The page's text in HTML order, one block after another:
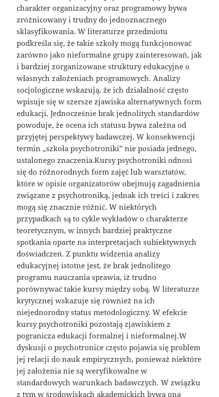
charakter organizacyjny oraz programowy bywa
zróżnicowany i trudny do jednoznacznego
sklasyfikowania. W literaturze przedmiotu
podkreśla się, że takie szkoły mogą funkcjonować
zarówno jako nieformalne grupy zainteresowań, jak
i bardziej zorganizowane struktury edukacyjne o
własnych założeniach programowych. Analizy
socjologiczne wskazują, że ich działalność często
wpisuje się w szersze zjawiska alternatywnych form
edukacji. Jednocześnie brak jednolitych standardów
powoduje, że ocena ich statusu bywa zależna od
przyjętej perspektywy badawczej. W konsekwencji
termin „szkoła psychotroniki” nie posiada jednego,
ustalonego znaczenia.Kursy psychotroniki odnosi
się do różnorodnych form zajęć lub warsztatów,
które w opisie organizatorów obejmują zagadnienia
związane z psychotroniką, jednak ich treści i zakres
mogą się znacznie różnić. W niektórych
przypadkach są to cykle wykładów o charakterze
teoretycznym, w innych bardziej praktyczne
spotkania oparte na interpretacjach subiektywnych
doświadczeń. Z punktu widzenia analizy
edukacyjnej istotne jest, że brak jednolitego
programu nauczania sprawia, iż trudno
porównywać takie kursy między sobą. W literaturze
krytycznej wskazuje się również na ich
niejednorodny status metodologiczny. W efekcie
kursy psychotroniki pozostają zjawiskiem z
pogranicza edukacji formalnej i nieformalnej.W
dyskusji o psychotronice często pojawia się problem
jej relacji do nauk empirycznych, ponieważ niektóre
jej założenia nie są weryfikowalne w
standardowych warunkach badawczych. W związku
z tym w środowiskach akademickich bywa ona